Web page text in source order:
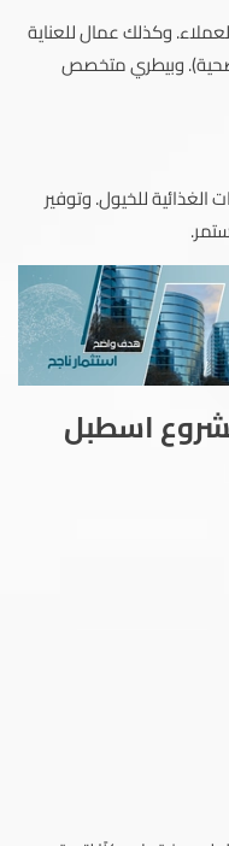
وكذلك عمال للعناية
صحية). وبيطري متخصص
الغذائية للخيول. وتوفير
اسطبل